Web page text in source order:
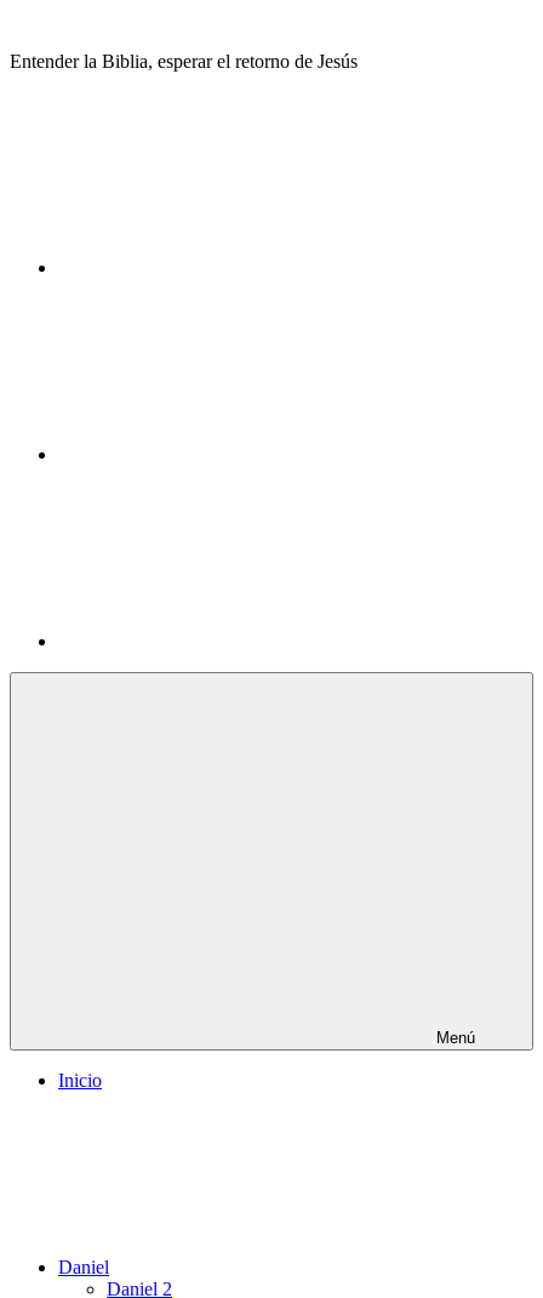
contenido
Entender la Biblia, esperar el retorno de Jesús
Menú
Inicio
Daniel
Daniel 2